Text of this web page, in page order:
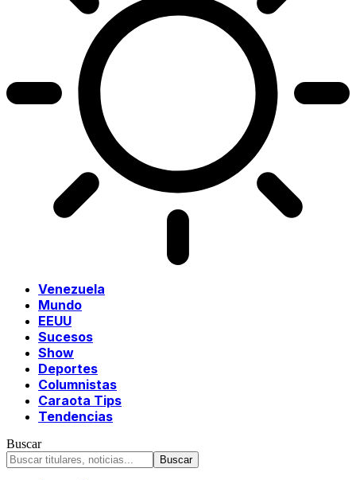
Venezuela
Mundo
EEUU
Sucesos
Show
Deportes
Columnistas
Caraota Tips
Tendencias
Buscar